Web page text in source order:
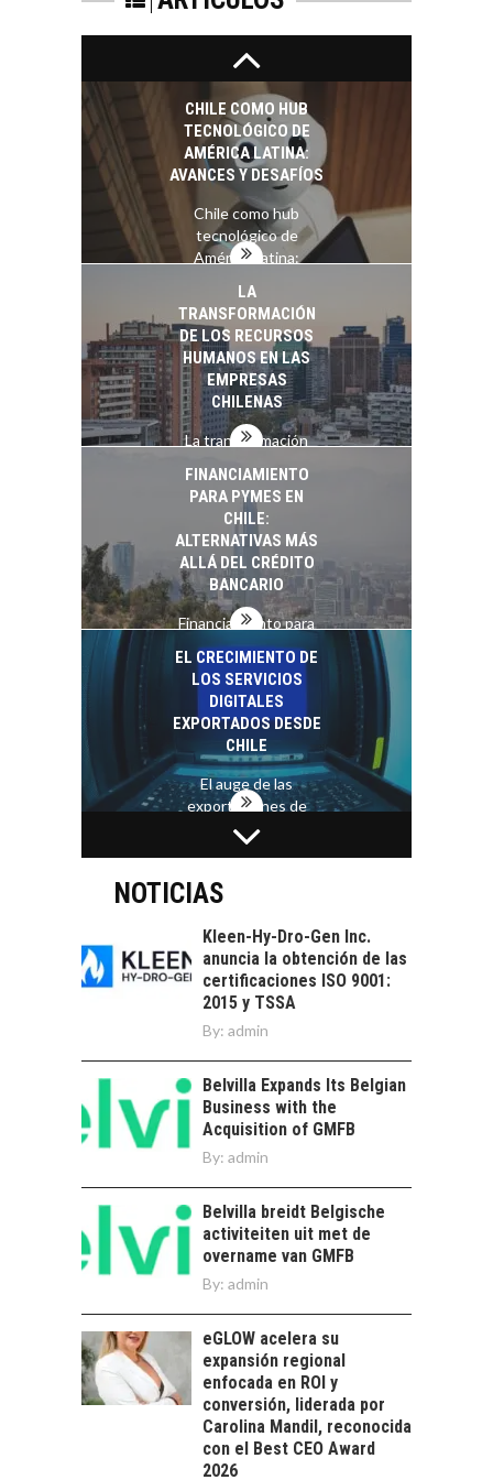
SOSTENIBILIDAD
Minería chilena: un
el reto ineludible de…
CHILE COMO HUB
TECNOLÓGICO DE
AMÉRICA LATINA:
AVANCES Y DESAFÍOS
Chile como hub
tecnológico de
América Latina:
LA
TRANSFORMACIÓN
DE LOS RECURSOS
HUMANOS EN LAS
EMPRESAS
CHILENAS
La transformación
recursos humanos en
las empresas…
FINANCIAMIENTO
PARA PYMES EN
CHILE:
ALTERNATIVAS MÁS
ALLÁ DEL CRÉDITO
BANCARIO
Financiamiento para
pymes en Chile:
alternativas que
trascienden el
crédito…
EL CRECIMIENTO DE
LOS SERVICIOS
DIGITALES
EXPORTADOS DESDE
CHILE
El auge de las
exportaciones de
servicios digitales en
Chile:…
TURISMO EN EL
DESIERTO DE
ATACAMA:
OPORTUNIDADES
PARA EL
DESARROLLO LOCAL
El Desierto de
Atacama: Motor
Estratégico para el
LA INDUSTRIA
FRENTE AL DESAFÍO
DE LA
SOSTENIBILIDAD
Minería chilena: un
el reto ineludible de…
CHILE COMO HUB
TECNOLÓGICO DE
AMÉRICA LATINA:
AVANCES Y DESAFÍOS
Chile como hub
tecnológico de
América Latina:
avances y desafíos…
LA
TRANSFORMACIÓN
DE LOS RECURSOS
HUMANOS EN LAS
NOTICIAS
Kleen-Hy-Dro-Gen Inc.
anuncia la obtención de las
certificaciones ISO 9001:
2015 y TSSA
By: admin
Belvilla Expands Its Belgian
Business with the
Acquisition of GMFB
By: admin
Belvilla breidt Belgische
activiteiten uit met de
overname van GMFB
By: admin
eGLOW acelera su
expansión regional
enfocada en ROI y
conversión, liderada por
Carolina Mandil, reconocida
con el Best CEO Award
2026